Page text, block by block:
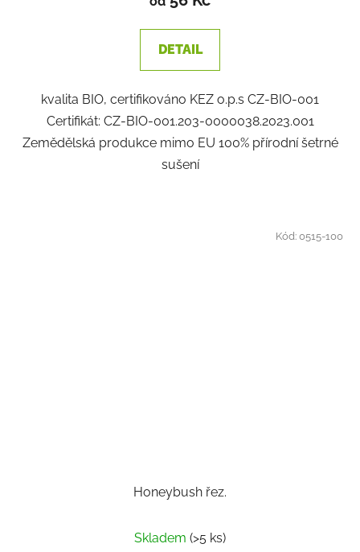
DETAIL
kvalita BIO, certifikováno KEZ o.p.s CZ-BIO-001
Certifikát: CZ-BIO-001.203-0000038.2023.001
Zemědělská produkce mimo EU 100% přírodní šetrné
sušení
Honeybush řez.
Skladem (>5 ks)
Kód:0515-100